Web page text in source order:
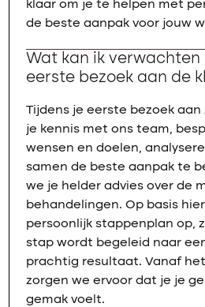
klaar om je te helpen met
de beste aanpak voor jouw
Wat kan ik verwachten
eerste bezoek aan de
Tijdens je eerste bezoek
je kennis met ons team,
wensen en doelen,
samen de beste aanpak te
we je helder advies over de
behandelingen. Op basis
persoonlijk stappenplan op,
stap wordt begeleid naar
prachtig resultaat. Vanaf
zorgen we ervoor dat je je
gemak voelt.